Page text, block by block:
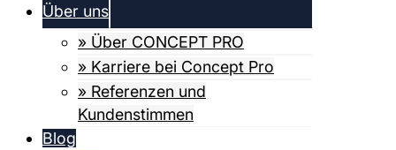
Über uns
» Über CONCEPT PRO
» Karriere bei Concept Pro
» Referenzen und
Kundenstimmen
Blog